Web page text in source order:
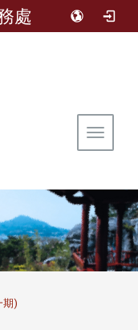
處
Toggle
期)